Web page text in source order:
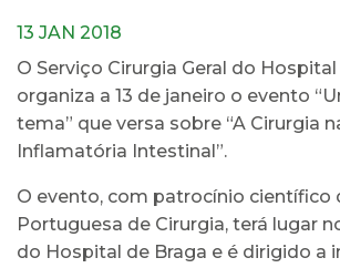
13 JAN 2018
O Serviço Cirurgia Geral do
organiza a 13 de janeiro o evento
tema” que versa sobre “A Cirurgia
Inflamatória Intestinal”.
O evento, com patrocínio científico
Portuguesa de Cirurgia, terá lugar
do Hospital de Braga e é dirigido a